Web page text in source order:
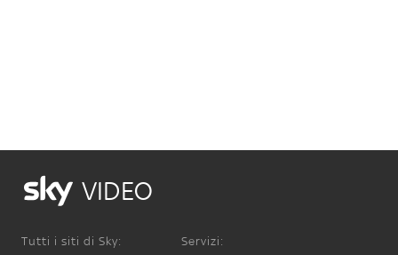
VIDEO
Tutti i siti di Sky: Servizi: